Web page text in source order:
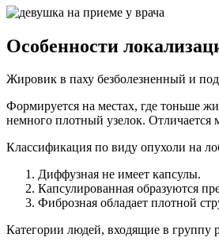
Особенности
Жировик в паху безболезненный и
Формируется на местах, где тоньше
немного плотный узелок.
Классификация по виду опухоли на
Диффузная не имеет капсулы.
Капсулированная образуются
Фиброзная обладает плотной
Категории людей, входящие в группу